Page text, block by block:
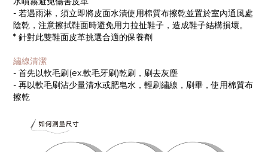
- 若遇雨淋，須立即將皮面水漬使用棉質布擦乾並置於室內通風處
陰乾，注意擦拭鞋面時避免用力拉扯鞋子，造成鞋子結構損壞。
* 針對此雙鞋面皮革挑選合適的保養劑
繡線清潔
- 首先以軟毛刷(ex.軟毛牙刷)乾刷，刷去灰塵
- 再以軟毛刷沾少量清水或肥皂水，輕刷繡線，刷畢，使用棉質布
擦乾